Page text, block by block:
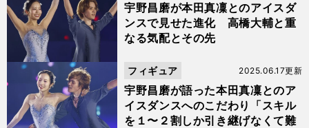
宇野昌磨が本田真凜とのアイスダ
ンスで見せた進化 高橋大輔と重
なる気配とその先
宇野昌磨が語った本田真凜とのア
イスダンスへのこだわり「スキル
を１〜２割しか引き継げなくて難
2025.06.17更新
フィギュア